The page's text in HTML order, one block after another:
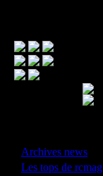
Archives news
Les tops de rcmag